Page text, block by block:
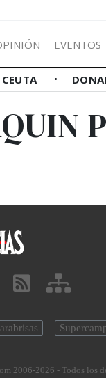
EVENTOS
CEUTA
2006-2026 - Todos los